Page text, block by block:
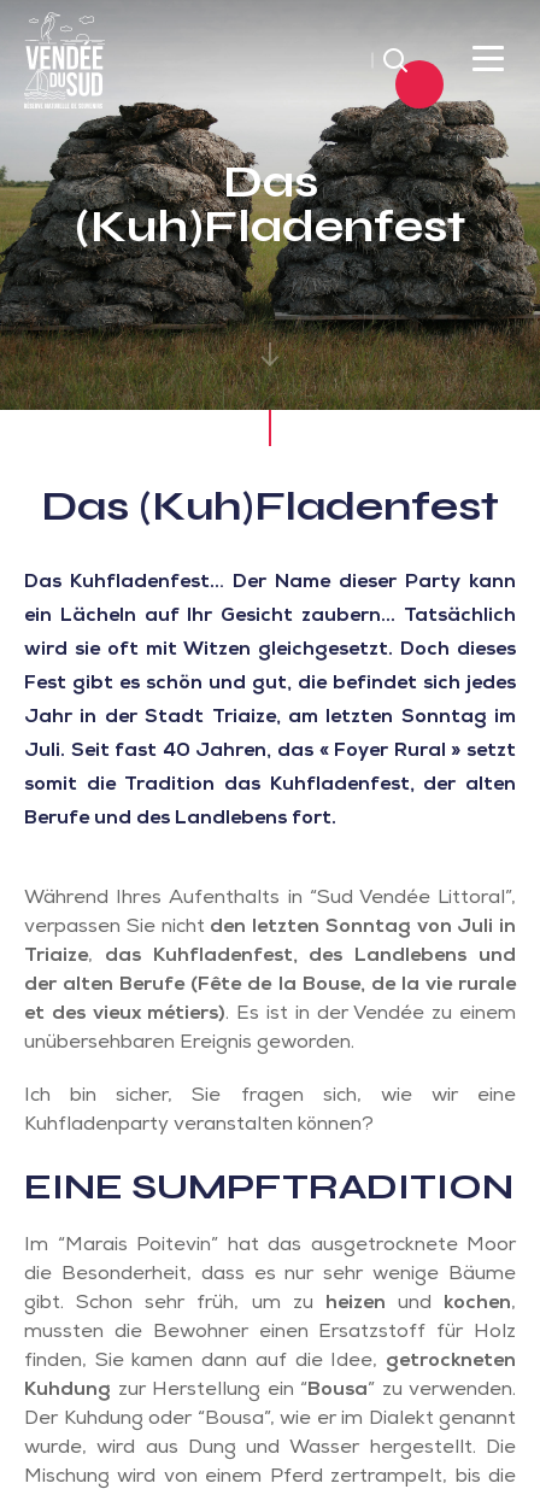
Vendée
Littoral
TourismusSüd
Vendée
Küste
Suchen
Das
(Kuh)Fladenfest
Das (Kuh)Fladenfest
Das Kuhfladenfest… Der Name dieser Party kann
ein Lächeln auf Ihr Gesicht zaubern... Tatsächlich
wird sie oft mit Witzen gleichgesetzt. Doch dieses
Fest gibt es schön und gut, die befindet sich jedes
Jahr in der Stadt Triaize, am letzten Sonntag im
Juli. Seit fast 40 Jahren, das « Foyer Rural » setzt
somit die Tradition das Kuhfladenfest, der alten
Berufe und des Landlebens fort.
Während Ihres Aufenthalts in “Sud Vendée Littoral”,
verpassen Sie nicht den letzten Sonntag von Juli in
Triaize, das Kuhfladenfest, des Landlebens und
der alten Berufe (Fête de la Bouse, de la vie rurale
et des vieux métiers). Es ist in der Vendée zu einem
unübersehbaren Ereignis geworden.
Ich bin sicher, Sie fragen sich, wie wir eine
Kuhfladenparty veranstalten können?
EINE SUMPFTRADITION
Im “Marais Poitevin” hat das ausgetrocknete Moor
die Besonderheit, dass es nur sehr wenige Bäume
gibt. Schon sehr früh, um zu heizen und kochen,
mussten die Bewohner einen Ersatzstoff für Holz
finden, Sie kamen dann auf die Idee, getrockneten
Kuhdung zur Herstellung ein “Bousa” zu verwenden.
Der Kuhdung oder “Bousa”, wie er im Dialekt genannt
wurde, wird aus Dung und Wasser hergestellt. Die
Mischung wird von einem Pferd zertrampelt, bis die